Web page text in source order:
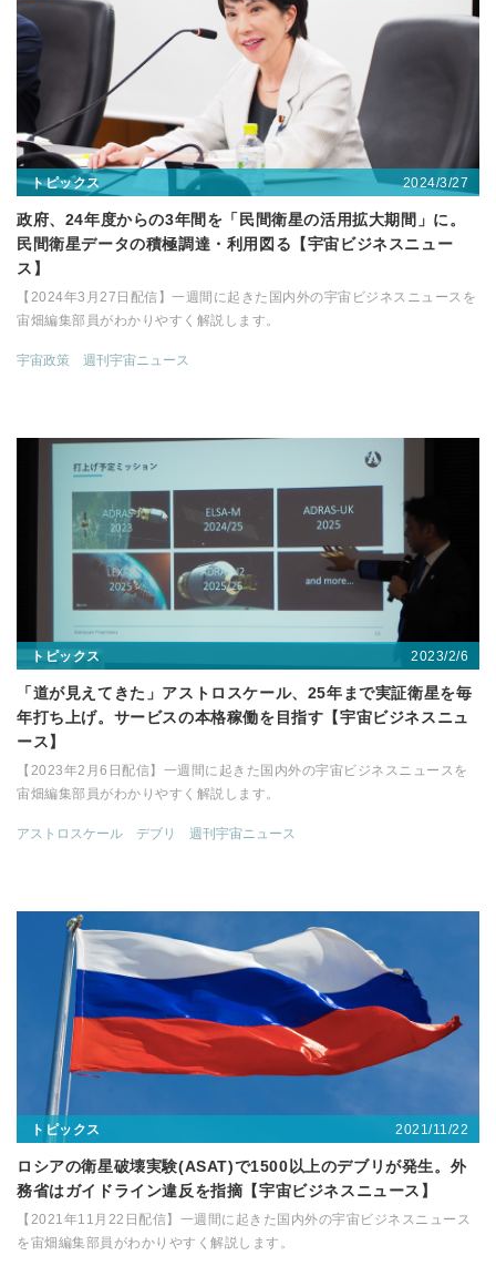
トピックス 2024/3/27
政府、24年度からの3年間を「民間衛星の活用拡大期間」に。
民間衛星データの積極調達・利用図る【宇宙ビジネスニュー
ス】
【2024年3月27日配信】一週間に起きた国内外の宇宙ビジネスニュースを
宙畑編集部員がわかりやすく解説します。
宇宙政策 週刊宇宙ニュース
トピックス 2023/2/6
「道が見えてきた」アストロスケール、25年まで実証衛星を毎
年打ち上げ。サービスの本格稼働を目指す【宇宙ビジネスニュ
ース】
【2023年2月6日配信】一週間に起きた国内外の宇宙ビジネスニュースを
宙畑編集部員がわかりやすく解説します。
アストロスケール デブリ 週刊宇宙ニュース
トピックス 2021/11/22
ロシアの衛星破壊実験(ASAT)で1500以上のデブリが発生。外
務省はガイドライン違反を指摘【宇宙ビジネスニュース】
【2021年11月22日配信】一週間に起きた国内外の宇宙ビジネスニュース
を宙畑編集部員がわかりやすく解説します。